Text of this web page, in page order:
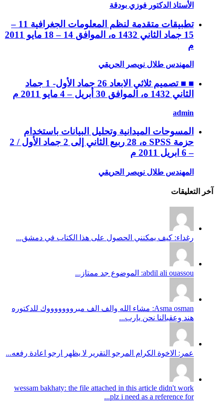
الأستاذ الدكتور فوزي بودقة
تطبيقات متقدمة لنظم المعلومات الجغرافية 11 –
15 جماد الثاني 1432 ه، الموافق 14 – 18 مايو 2011
م
المهندس طلال نويصر الحريقي
■ ■ تصميم ثلاثي الابعاد 26 جماد الأول- 1 جماد
الثاني 1432 ه، الموافق 30 أبريل – 4 مايو 2011 م
admin
المسوحات الميدانية وتحليل البيانات باستخدام
حزمة SPSS ه، 28 ربيع الثاني إلى 2 جماد الأول / 2
– 6 ابريل 2011 م
المهندس طلال نويصر الحريقي
آخر التعليقات
رغداء: كيف يمكنني الحصول على هذا الكتاب في دمشق...
abdil ali ouassou: الموضوع جد ممتاز...
Asma osman: مشاء الله والف الف مبروووووووك للدكتوره
هند وعقبالنا نحن يارب...
عمر: الاخوة الكرام المرجو التقرير لا يظهر ارجو اعادة رفعه...
wessam bakhaty: the file attached in this article didn't work
plz i need as a reference for...